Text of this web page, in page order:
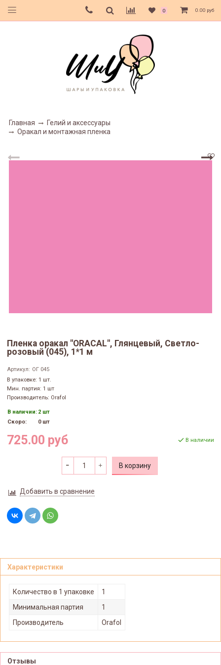
0 0.00 руб
Главная
Гелий и аксессуары
Оракал и монтажная пленка
Пленка оракал "ORACAL", Глянцевый, Светло-
розовый (045), 1*1 м
Артикул: ОГ 045
В упаковке: 1 шт.
Мин. партия: 1 шт
Производитель: Orafol
В наличии: 2 шт
Скоро:
0 шт
725.00 руб В наличии
В корзину
Добавить в сравнение
Характеристики
Количество в 1 упаковке
1
Минимальная партия
1
Производитель
Orafol
Отзывы